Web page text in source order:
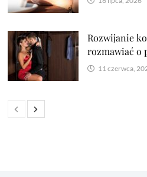
Rozwijanie
rozmawiać o
11 czerwca,